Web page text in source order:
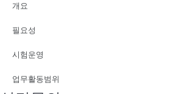
개요
필요성
시험운영
업무활동범위